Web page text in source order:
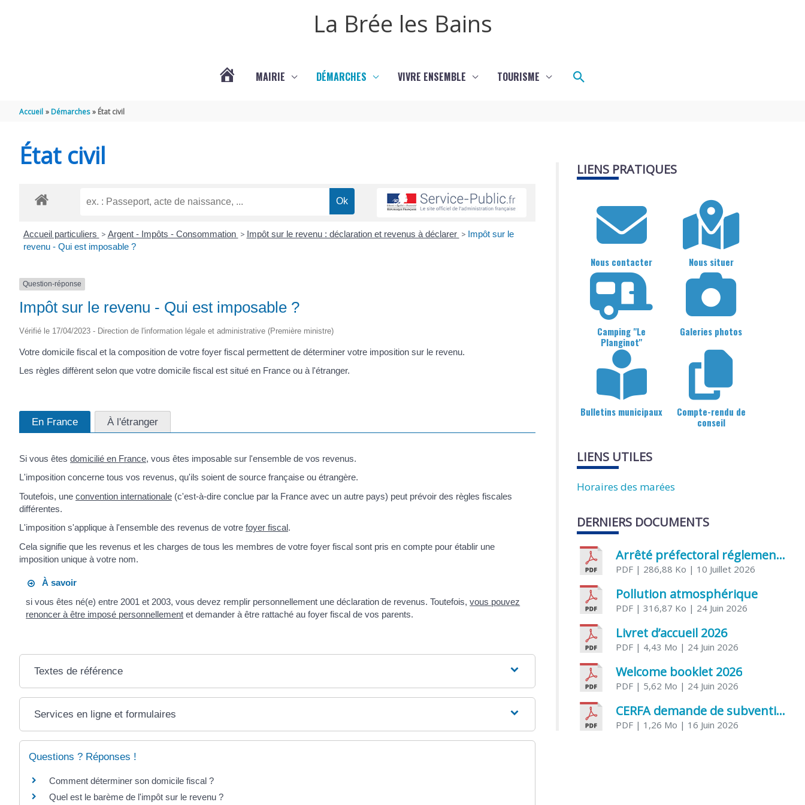
La Brée les Bains
TITRE)
MAIRIE DÉMARCHES VIVRE ENSEMBLE TOURISME Rechercher
Accueil Démarches État civil
État civil
Accueil particuliers > Argent - Impôts - Consommation > Impôt sur le revenu : déclaration et revenus à déclarer > Impôt sur le
revenu - Qui est imposable ?
Question-réponse
Impôt sur le revenu - Qui est imposable ?
Vérifié le 17/04/2023 - Direction de l'information légale et administrative (Première ministre)
Votre domicile fiscal et la composition de votre foyer fiscal permettent de déterminer votre imposition sur le revenu.
Les règles diffèrent selon que votre domicile fiscal est situé en France ou à l'étranger.
En France À l'étranger
Si vous êtes domicilié en France, vous êtes imposable sur l'ensemble de vos revenus.
L'imposition concerne tous vos revenus, qu'ils soient de source française ou étrangère.
Toutefois, une convention internationale (c'est-à-dire conclue par la France avec un autre pays) peut prévoir des règles fiscales
différentes.
L'imposition s'applique à l'ensemble des revenus de votre foyer fiscal.
Cela signifie que les revenus et les charges de tous les membres de votre foyer fiscal sont pris en compte pour établir une
imposition unique à votre nom.
À savoir
si vous êtes né(e) entre 2001 et 2003, vous devez remplir personnellement une déclaration de revenus. Toutefois,vous pouvez
renoncer à être imposé personnellement et demander à être rattaché au foyer fiscal de vos parents.
Textes de référence
Services en ligne et formulaires
Questions ? Réponses !
Comment déterminer son domicile fiscal ?
Quel est le barème de l'impôt sur le revenu ?
LIENS PRATIQUES
Nous contacter Nous situer
Camping "Le
Planginot"
Galeries photos
Bulletins municipaux
Compte-rendu de
conseil
LIENS UTILES
Horaires des marées
DERNIERS DOCUMENTS
Arrêté préfectoral réglementant l’usage de l’eau
PDF | 286,88 Ko | 10 Juillet 2026
Pollution atmosphérique
PDF | 316,87 Ko | 24 Juin 2026
Livret d’accueil 2026
PDF | 4,43 Mo | 24 Juin 2026
Welcome booklet 2026
PDF | 5,62 Mo | 24 Juin 2026
CERFA demande de subvention association
PDF | 1,26 Mo | 16 Juin 2026